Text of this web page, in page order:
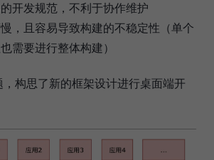
开发规范，不利于协作维护
，且容易导致构建的不稳定性（单个
需要进行整体构建）
构思了新的框架设计进行桌面端开